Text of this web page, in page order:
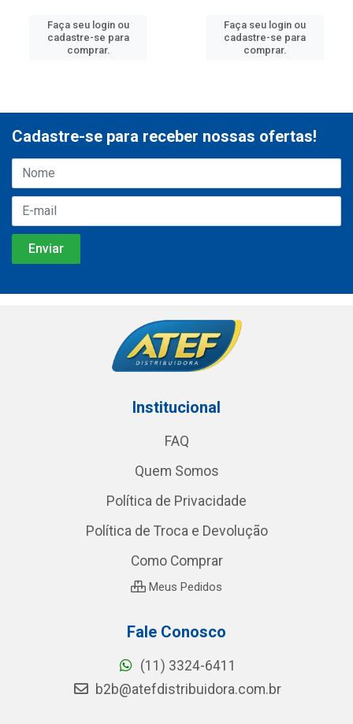
Faça seu login ou
cadastre-se para
comprar.
Faça seu login ou
cadastre-se para
comprar.
Cadastre-se para receber nossas ofertas!
Institucional
FAQ
Quem Somos
Política de Privacidade
Política de Troca e Devolução
Como Comprar
Meus Pedidos
Fale Conosco
(11) 3324-6411
b2b@atefdistribuidora.com.br